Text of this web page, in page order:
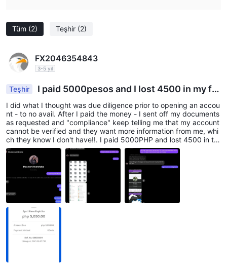
Tüm (2) Teşhir (2)
FX2046354843
3-5 yıl
Teşhir
I paid 5000pesos and I lost 4500 in my fir
st day. Totally a %100 scam!
I did what I thought was due diligence prior to opening an accou
nt - to no avail. After I paid the money - I sent off my documents
as requested and "compliance" keep telling me that my account
cannot be verified and they want more information from me, whi
ch they know I don't have!!. I paid 5000PHP and lost 4500 in th
e first day! I cannot "close" my account or withdraw my money f
rom it until the account is verified (therefore more losses) and th
ey won't verify it !!! I have repeatedly asked for them to confirm
who they are regulated by and under which Jurisdiction and the
y refuse to answer. They won't respond to my emails, "live chat
s" or phone calls so we are stuck in a never ending loop!!!